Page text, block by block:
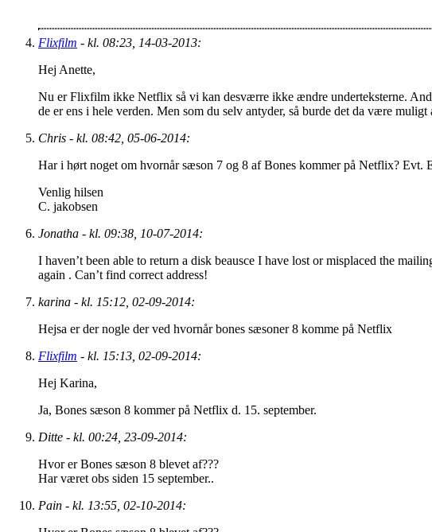
Flixfilm - kl. 08:23, 14-03-2013:
Hej Anette,
Nu er Flixfilm ikke Netflix så vi kan desværre ikke ændre underteksterne.
de er ens i hele verden. Men som du selv antyder, så burde det da være
Chris - kl. 08:42, 05-06-2014:
Har i hørt noget om hvornår sæson 7 og 8 af Bones kommer på Netflix?
Venlig hilsen
C. jakobsen
Jonatha - kl. 09:38, 10-07-2014:
I haven’t been able to return a disk beausce I have lost or misplaced the
again . Can’t find correct address!
karina - kl. 15:12, 02-09-2014:
Hejsa er der nogle der ved hvornår bones sæsoner 8 komme på Netflix
Flixfilm - kl. 15:13, 02-09-2014:
Hej Karina,
Ja, Bones sæson 8 kommer på Netflix d. 15. september.
Ditte - kl. 00:24, 23-09-2014:
Hvor er Bones sæson 8 blevet af???
Har været obs siden 15 september..
Pain - kl. 13:55, 02-10-2014: